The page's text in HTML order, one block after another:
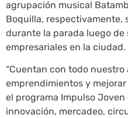
agrupación musical
Boquilla, respectivamente,
durante la parada luego
empresariales en la ciudad.
“Cuentan con todo
emprendimientos y
el programa Impulso
innovación, mercadeo,